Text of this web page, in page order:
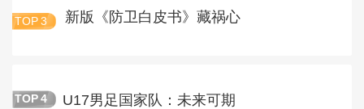
TOP 3 新版《防卫白皮书》藏祸心
TOP 4 U17男足国家队：未来可期